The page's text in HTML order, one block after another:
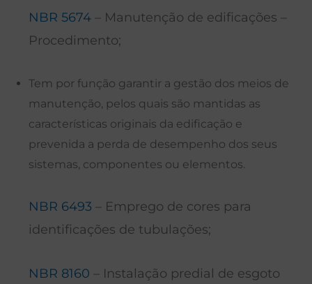
NBR 5674 – Manutenção de edificações –
Procedimento;
Tem por função garantir a gestão dos meios de
manutenção, pelos quais são mantidas as
características originais da edificação e
prevenida a perda de desempenho dos seus
sistemas, componentes ou elementos.
NBR 6493 – Emprego de cores para
identificações de tubulações;
NBR 8160 – Instalação predial de esgoto